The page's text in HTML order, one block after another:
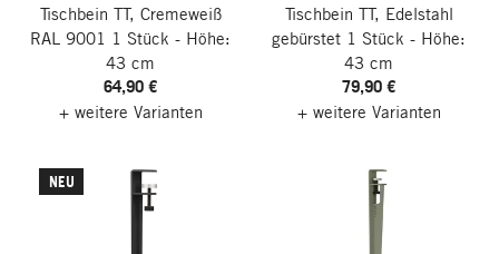
Tischbein TT, Cremeweiß
RAL 9001 1 Stück - Höhe:
43 cm
64,90 €
+ weitere Varianten
Tischbein TT, Edelstahl
gebürstet 1 Stück - Höhe:
43 cm
79,90 €
+ weitere Varianten
NEU